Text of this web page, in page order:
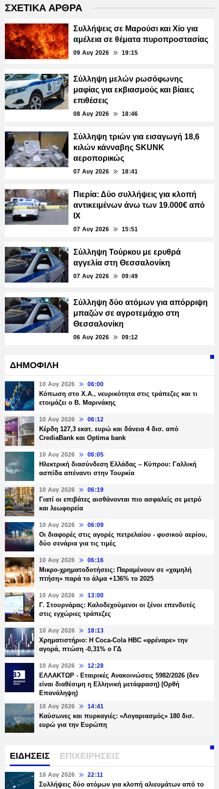
ΣΧΕΤΙΚΑ ΑΡΘΡΑ
Συλλήψεις σε Μαρούσι και Χίο για
αμέλεια σε θέματα πυροπροστασίας
09 Αυγ 2026 19:15
Σύλληψη μελών ρωσόφωνης
μαφίας για εκβιασμούς και βίαιες
επιθέσεις
08 Αυγ 2026 18:46
Σύλληψη τριών για εισαγωγή 18,6
κιλών κάνναβης SKUNK
αεροπορικώς
07 Αυγ 2026 18:41
Πιερία: Δύο συλλήψεις για κλοπή
αντικειμένων άνω των 19.000€ από
ΙΧ
07 Αυγ 2026 15:51
Σύλληψη Τούρκου με ερυθρά
αγγελία στη Θεσσαλονίκη
07 Αυγ 2026 09:49
Σύλληψη δύο ατόμων για απόρριψη
μπαζών σε αγροτεμάχιο στη
Θεσσαλονίκη
06 Αυγ 2026 09:12
ΔΗΜΟΦΙΛΗ
10 Αυγ 2026 06:00
Κόπωση στο Χ.Α., νευρικότητα στις τράπεζες και τι
ετοιμάζει ο Β. Μαρινάκης
10 Αυγ 2026 06:12
Κέρδη 127,3 εκατ. ευρώ και δάνεια 4 δισ. από
CrediaBank και Optima bank
10 Αυγ 2026 06:05
Ηλεκτρική διασύνδεση Ελλάδας – Κύπρου: Γαλλική
ασπίδα απέναντι στην Τουρκία
10 Αυγ 2026 06:19
Γιατί οι επιβάτες αισθάνονται πιο ασφαλείς σε μετρό
και λεωφορεία
10 Αυγ 2026 06:09
Οι διαφορές στις αγορές πετρελαίου - φυσικού αερίου,
δύο σενάρια για τις τιμές
10 Αυγ 2026 06:16
Μικρο-χρηματοδοτήσεις: Παραμένουν σε «χαμηλή
πτήση» παρά το άλμα +136% το 2025
10 Αυγ 2026 13:00
Γ. Στουρνάρας: Καλοδεχούμενοι οι ξένοι επενδυτές
στις εγχώριες τράπεζες
10 Αυγ 2026 18:13
Χρηματιστήριο: Η Coca-Cola ΗBC «φρέναρε» την
αγορά, πτώση -0,31% ο ΓΔ
10 Αυγ 2026 12:28
ΕΛΛΑΚΤΩΡ - Εταιρικές Ανακοινώσεις 5982/2026 (δεν
είναι διαθέσιμη η Ελληνική μετάφραση) (Ορθή
Επανάληψη)
10 Αυγ 2026 14:41
Καύσωνες και πυρκαγιές: «Λογαριασμός» 180 δισ.
ευρώ για την Ευρώπη
ΕΙΔΗΣΕΙΣ ΕΠΙΧΕΙΡΗΣΕΙΣ
10 Αυγ 2026 22:11
Συλλήψεις δύο ατόμων για κλοπή αλιευμάτων από το